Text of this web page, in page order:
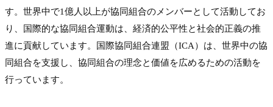
す。世界中で1億人以上が協同組合のメンバーとして活動してお
り、国際的な協同組合運動は、経済的公平性と社会的正義の推
進に貢献しています。国際協同組合連盟（ICA）は、世界中の協
同組合を支援し、協同組合の理念と価値を広めるための活動を
行っています。